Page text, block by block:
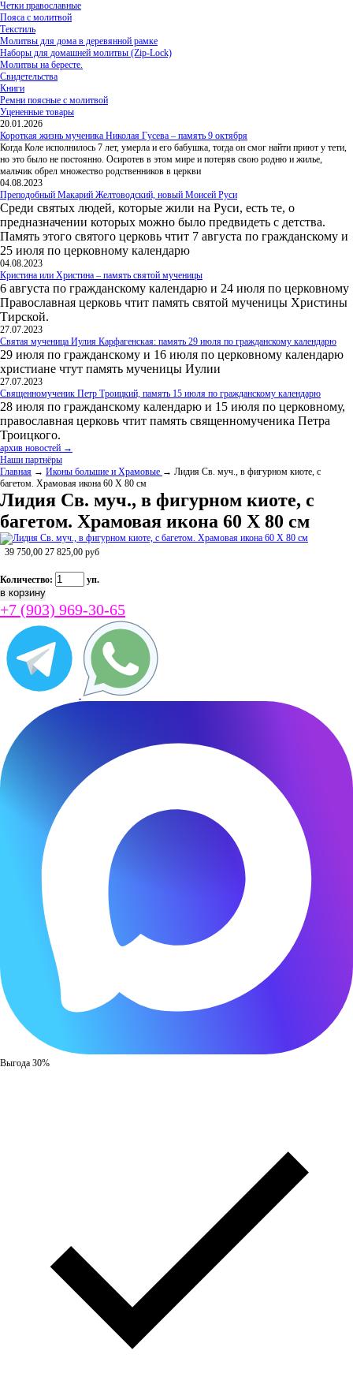
Четки православные
Пояса с молитвой
Текстиль
Молитвы для дома в деревянной рамке
Наборы для домашней молитвы (Zip-Lock)
Молитвы на бересте.
Свидетельства
Книги
Ремни поясные с молитвой
Уцененные товары
20.01.2026
Короткая жизнь мученика Николая Гусева – память 9 октября
Когда Коле исполнилось 7 лет, умерла и его бабушка, тогда он смог найти приют у тети,
но это было не постоянно. Осиротев в этом мире и потеряв свою родню и жилье,
мальчик обрел множество родственников в церкви
04.08.2023
Преподобный Макарий Желтоводский, новый Моисей Руси
Среди святых людей, которые жили на Руси, есть те, о
предназначении которых можно было предвидеть с детства.
Память этого святого церковь чтит 7 августа по гражданскому и
25 июля по церковному календарю
04.08.2023
Кристина или Христина – память святой мученицы
6 августа по гражданскому календарю и 24 июля по церковному
Православная церковь чтит память святой мученицы Христины
Тирской.
27.07.2023
Святая мученица Иулия Карфагенская: память 29 июля по гражданскому календарю
29 июля по гражданскому и 16 июля по церковному календарю
христиане чтут память мученицы Иулии
27.07.2023
Священномученик Петр Троицкий, память 15 июля по гражданскому календарю
28 июля по гражданскому календарю и 15 июля по церковному,
православная церковь чтит память священномученика Петра
Троицкого.
архив новостей →
Наши партнёры
Главная → Иконы большие и Храмовые → Лидия Св. муч., в фигурном киоте, с
багетом. Храмовая икона 60 Х 80 см
Лидия Св. муч., в фигурном киоте, с
багетом. Храмовая икона 60 Х 80 см
39 750,00 27 825,00 руб
Количество: уп.
+7 (903) 969-30-65
Выгода 30%